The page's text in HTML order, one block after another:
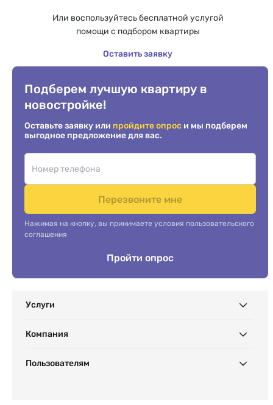
Или воспользуйтесь бесплатной услугой
помощи с подбором квартиры
Оставить заявку
Подберем лучшую квартиру в
новостройке!
Оставьте заявку или пройдите опрос и мы подберем
выгодное предложение для вас.
Перезвоните мне
Нажимая на кнопку, вы принимаете условия пользовательского
соглашения
Пройти опрос
Услуги
Компания
Пользователям